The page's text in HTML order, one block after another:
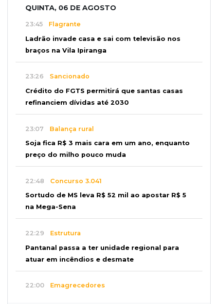
QUINTA, 06 DE AGOSTO
23:45 Flagrante
Ladrão invade casa e sai com televisão nos
braços na Vila Ipiranga
23:26 Sancionado
Crédito do FGTS permitirá que santas casas
refinanciem dívidas até 2030
23:07 Balança rural
Soja fica R$ 3 mais cara em um ano, enquanto
preço do milho pouco muda
22:48 Concurso 3.041
Sortudo de MS leva R$ 52 mil ao apostar R$ 5
na Mega-Sena
22:29 Estrutura
Pantanal passa a ter unidade regional para
atuar em incêndios e desmate
22:00 Emagrecedores